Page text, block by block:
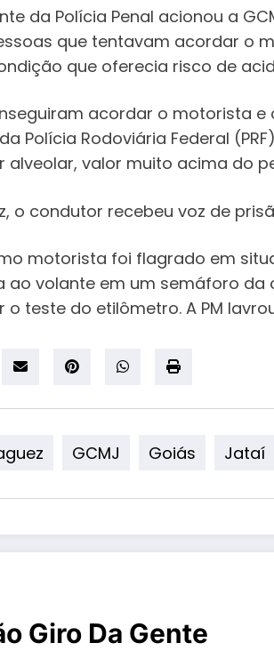
da Polícia Penal acionou a
que tentavam acordar o
que oferecia risco de
acordar o motorista
Polícia Rodoviária Federal
valor muito acima do
o condutor recebeu voz de
motorista foi flagrado em
ao volante em um semáforo
o teste do etilômetro. A PM
GCMJ Goiás Jataí
Giro Da Gente